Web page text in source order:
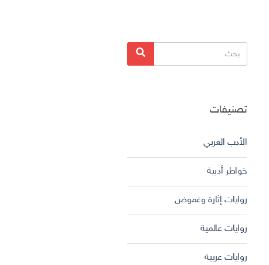
البحث
عن:
بحث
تصنيفات
الأدب العربي
خواطر أدبية
روايات إثارة وغموض
روايات عالمية
روايات عربية